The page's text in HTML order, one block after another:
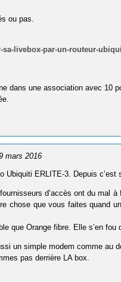
ou pas.
livebox-par-un-routeur-
dans une association avec 10
mars 2016
Ubiquiti ERLITE-3. Depuis
d’accès ont du mal
chose que vous faites quand
que Orange fibre. Elle s’en fou
un simple modem comme au
pas derrière LA box.